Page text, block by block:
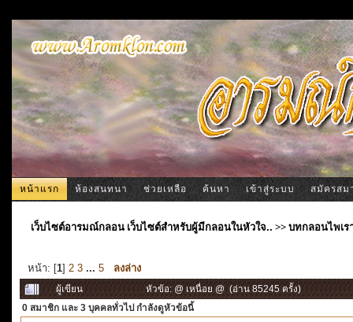
หน้าแรก ห้องสนทนา ช่วยเหลือ ค้นหา เข้าสู่ระบบ สมัครสม
เว็บไซต์อารมณ์กลอน เว็บไซต์สำหรับผู้มีกลอนในหัวใจ.. >>บทกลอนไพเร
หน้า: [1] 2 3 ... 5 ลงล่าง
ผู้เขียน
หัวข้อ: @ เหนื่อย @ (อ่าน 85245 ครั้ง)
0 สมาชิก และ 3 บุคคลทั่วไป กำลังดูหัวข้อนี้